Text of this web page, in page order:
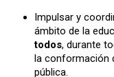
Impulsar y
ámbito de la
todos, durante
la conformación
pública.